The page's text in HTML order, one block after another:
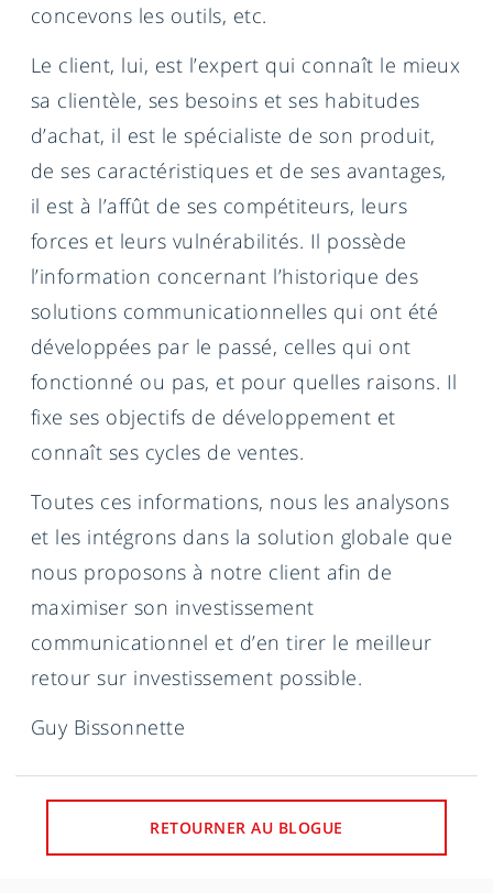
concevons les outils, etc.
Le client, lui, est l’expert qui connaît le mieux
sa clientèle, ses besoins et ses habitudes
d’achat, il est le spécialiste de son produit,
de ses caractéristiques et de ses avantages,
il est à l’affût de ses compétiteurs, leurs
forces et leurs vulnérabilités. Il possède
l’information concernant l’historique des
solutions communicationnelles qui ont été
développées par le passé, celles qui ont
fonctionné ou pas, et pour quelles raisons. Il
fixe ses objectifs de développement et
connaît ses cycles de ventes.
Toutes ces informations, nous les analysons
et les intégrons dans la solution globale que
nous proposons à notre client afin de
maximiser son investissement
communicationnel et d’en tirer le meilleur
retour sur investissement possible.
Guy Bissonnette
RETOURNER AU BLOGUE